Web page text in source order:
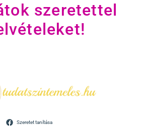
szeretettel
Szeretet tanítása